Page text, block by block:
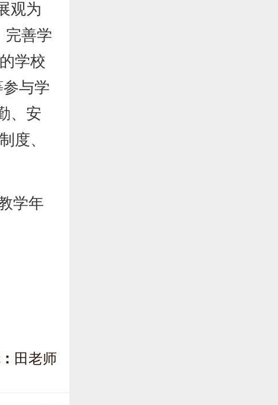
观为
完善学
学校
与学
、安
度、
学年
田老师